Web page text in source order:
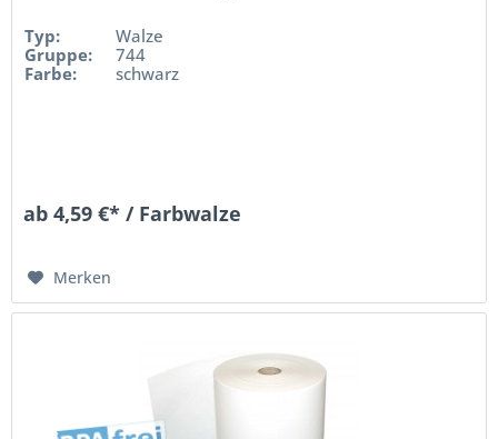
Typ:
Walze
Gruppe:
744
Farbe:
schwarz
ab 4,59 €* / Farbwalze
Merken